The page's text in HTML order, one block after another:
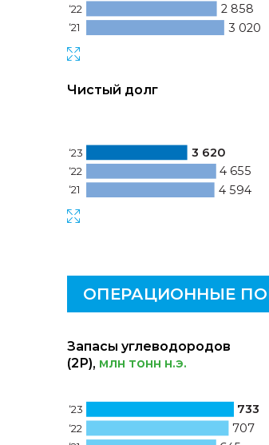
‘22
‘21
2 858
3 020
Чистый долг
‘23
‘22
‘21
3 620
4 655
4 594
ОПЕРАЦИОННЫЕ
Запасы углеводородов
(2Р), млн тонн н.э.
‘23
‘22
733
707